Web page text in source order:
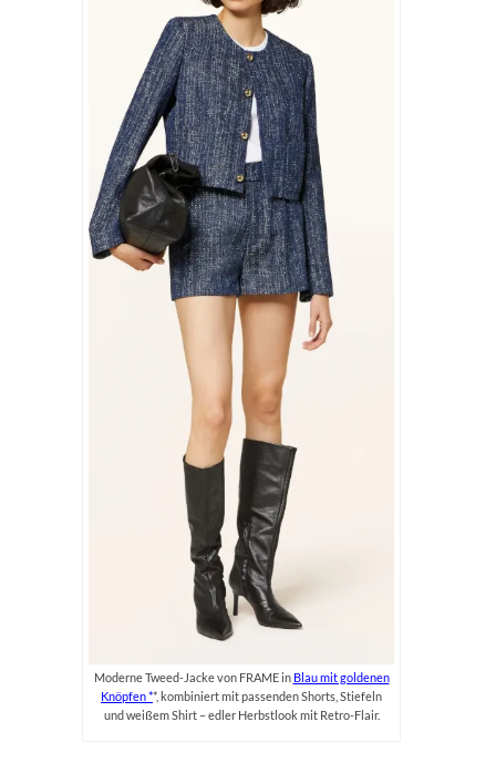
Moderne Tweed-Jacke von FRAME in Blau mit goldenen
Knöpfen *, kombiniert mit passenden Shorts, Stiefeln
und weißem Shirt – edler Herbstlook mit Retro-Flair.